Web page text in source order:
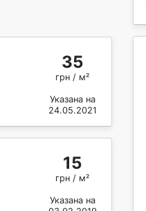
35
грн / м²
Указана на
24.05.2021
15
грн / м²
Указана на